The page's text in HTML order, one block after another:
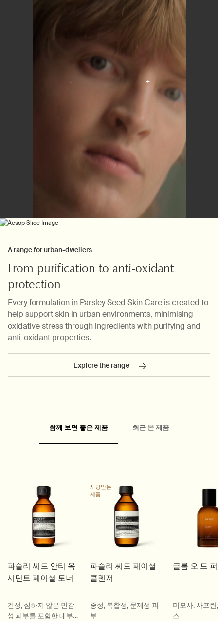
PDP Customer Service Banner
PDP Slice 60/40
A range for urban-dwellers
From purification to anti-oxidant
protection
Every formulation in Parsley Seed Skin Care is created to
help support skin in urban environments, minimising
oxidative stress through ingredients with purifying and
anti-oxidant properties.
Explore the range
함께 보면 좋은 제품 최근 본 제품
파슬리 씨드 안티 옥
시던트 페이셜 토너
건성, 심하지 않은 민감
성 피부를 포함한 대부분
사랑받는
제품
파슬리 씨드 페이셜
클렌저
중성, 복합성, 문제성 피
부
글롬 오 드
미모사, 사프
스